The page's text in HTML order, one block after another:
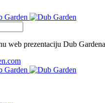
web prezentaciju Dub Gardena